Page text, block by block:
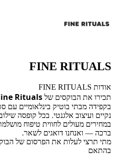
FINE RITUALS
אודות FINE RITUALS
תכירו את הבוקסים של Rituals
בקפידה מבתי בוטיק בינלאומיים עם
נקיים ועיצוב אלגנטי. בכל קופסה
במחירים מעולים לחווית טיפוח
ברכה — ואנחנו דואגים לשאר.
מתי תרצי לעלות את הפרסום של
בהתאם